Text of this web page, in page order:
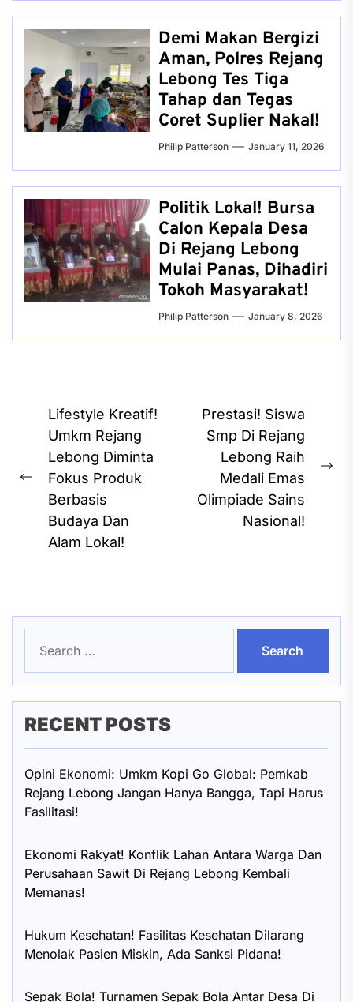
Demi Makan Bergizi
Aman, Polres Rejang
Lebong Tes Tiga
Tahap dan Tegas
Coret Suplier Nakal!
Philip Patterson January 11, 2026
Politik Lokal! Bursa
Calon Kepala Desa
Di Rejang Lebong
Mulai Panas, Dihadiri
Tokoh Masyarakat!
Philip Patterson January 8, 2026
Post
navigation
Previous
post:
Lifestyle Kreatif!
Umkm Rejang
Lebong Diminta
Fokus Produk
Berbasis
Budaya Dan
Alam Lokal!
Prestasi! Siswa
Smp Di Rejang
Lebong Raih
Medali Emas
Olimpiade Sains
Nasional!
for:
RECENT POSTS
Opini Ekonomi: Umkm Kopi Go Global: Pemkab
Rejang Lebong Jangan Hanya Bangga, Tapi Harus
Fasilitasi!
Ekonomi Rakyat! Konflik Lahan Antara Warga Dan
Perusahaan Sawit Di Rejang Lebong Kembali
Memanas!
Hukum Kesehatan! Fasilitas Kesehatan Dilarang
Menolak Pasien Miskin, Ada Sanksi Pidana!
Sepak Bola! Turnamen Sepak Bola Antar Desa Di